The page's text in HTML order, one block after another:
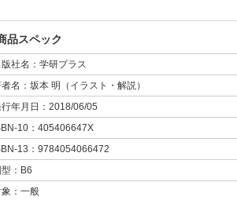
品スペック
社名：学研プラス
名：坂本 明（イラスト・解説）
年月日：2018/06/05
10：405406647X
13：9784054066472
型：B6
：一般